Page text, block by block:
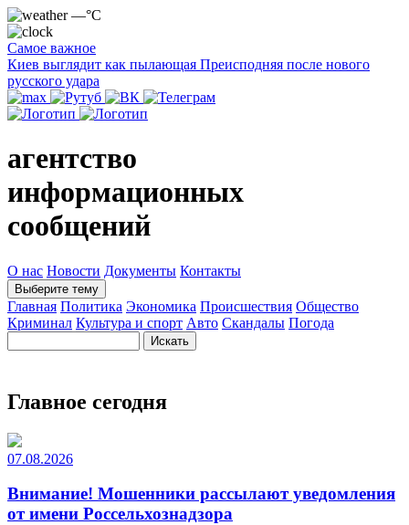
—°C
Самое важное
Киев выглядит как пылающая Преисподняя после нового
русского удара
агентство
информационных
сообщений
О нас Новости Документы Контакты
Выберите тему
Главная Политика Экономика Происшествия Общество
Криминал Культура и спорт Авто Скандалы Погода
Главное сегодня
07.08.2026
Внимание! Мошенники рассылают уведомления
от имени Россельхознадзора